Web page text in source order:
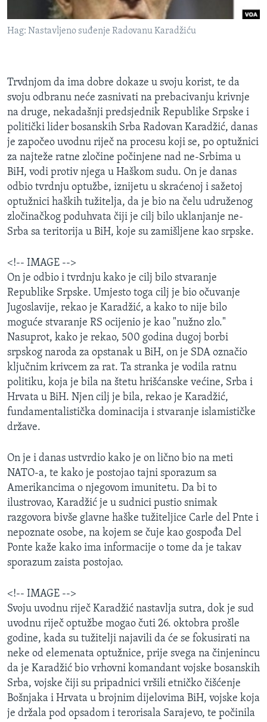
MAGAZIN
O GLASU AMERIKE
PRATITE NAS
Jezici
Hag: Nastavljeno suđenje Radovanu Karadžiću
Trvdnjom da ima dobre dokaze u svoju korist, te da
svoju odbranu neće zasnivati na prebacivanju krivnje
na druge, nekadašnji predsjednik Republike Srpske i
politički lider bosanskih Srba Radovan Karadžić, danas
je započeo uvodnu riječ na procesu koji se, po optužnici
za najteže ratne zločine počinjene nad ne-Srbima u
BiH, vodi protiv njega u Haškom sudu. On je danas
odbio tvrdnju optužbe, iznijetu u skraćenoj i sažetoj
optužnici haških tužitelja, da je bio na čelu udruženog
zločinačkog poduhvata čiji je cilj bilo uklanjanje ne-
Srba sa teritorija u BiH, koje su zamišljene kao srpske.
<!-- IMAGE -->
On je odbio i tvrdnju kako je cilj bilo stvaranje
Republike Srpske. Umjesto toga cilj je bio očuvanje
Jugoslavije, rekao je Karadžić, a kako to nije bilo
moguće stvaranje RS ocijenio je kao "nužno zlo."
Nasuprot, kako je rekao, 500 godina dugoj borbi
srpskog naroda za opstanak u BiH, on je SDA označio
ključnim krivcem za rat. Ta stranka je vodila ratnu
politiku, koja je bila na štetu hrišćanske većine, Srba i
Hrvata u BiH. Njen cilj je bila, rekao je Karadžić,
fundamentalistička dominacija i stvaranje islamističke
države.
On je i danas ustvrdio kako je on lično bio na meti
NATO-a, te kako je postojao tajni sporazum sa
Amerikancima o njegovom imunitetu. Da bi to
ilustrovao, Karadžić je u sudnici pustio snimak
razgovora bivše glavne haške tužiteljice Carle del Pnte i
nepoznate osobe, na kojem se čuje kao gospođa Del
Ponte kaže kako ima informacije o tome da je takav
sporazum zaista postojao.
<!-- IMAGE -->
Svoju uvodnu riječ Karadžić nastavlja sutra, dok je sud
uvodnu riječ optužbe mogao čuti 26. oktobra prošle
godine, kada su tužitelji najavili da će se fokusirati na
neke od elemenata optužnice, prije svega na činjenincu
da je Karadžić bio vrhovni komandant vojske bosanskih
Srba, vojske čiji su pripadnici vršili etničko čišćenje
Bošnjaka i Hrvata u brojnim dijelovima BiH, vojske koja
je držala pod opsadom i terorisala Sarajevo, te počinila